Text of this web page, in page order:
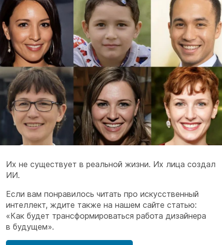
Их не существует в реальной жизни. Их лица создал
ИИ.
Если вам понравилось читать про искусственный
интеллект, ждите также на нашем сайте статью:
«Как будет трансформироваться работа дизайнера
в будущем».